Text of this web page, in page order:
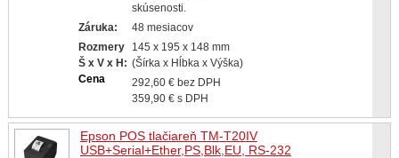
skúsenosti.
Záruka:
48 mesiacov
Rozmery
Š x V x H:
145 x 195 x 148 mm
(Šírka x Hĺbka x Výška)
Cena
292,60 € bez DPH
359,90 € s DPH
Epson POS tlačiareň TM-T20IV
USB+Serial+Ether,PS,Blk,EU, RS-232